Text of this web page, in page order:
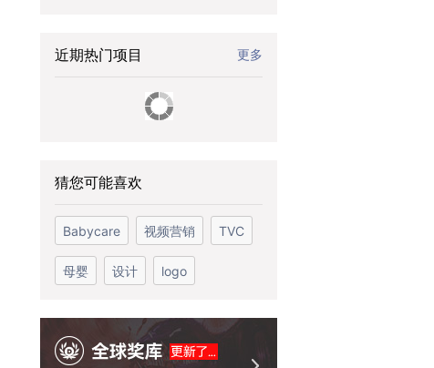
近期热门项目 更多
猜您可能喜欢
Babycare 视频营销 TVC
母婴 设计 logo